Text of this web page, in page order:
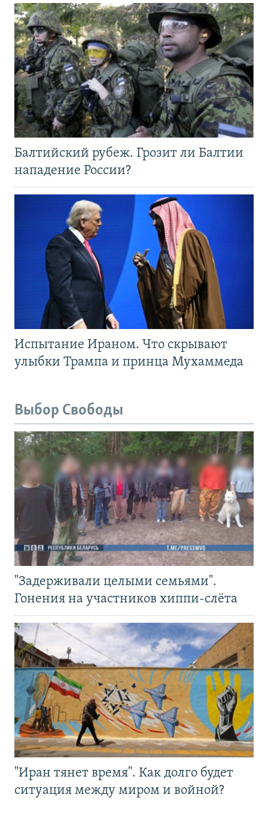
Балтийский рубеж. Грозит ли Балтии
нападение России?
Испытание Ираном. Что скрывают
улыбки Трампа и принца Мухаммеда
Выбор Свободы
"Задерживали целыми семьями".
Гонения на участников хиппи-слёта
"Иран тянет время". Как долго будет
ситуация между миром и войной?